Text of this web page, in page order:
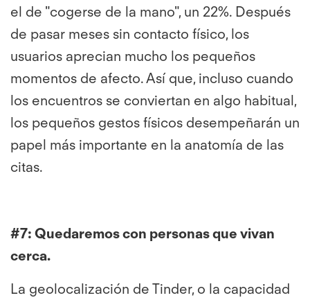
el de "cogerse de la mano", un 22%. Después
de pasar meses sin contacto físico, los
usuarios aprecian mucho los pequeños
momentos de afecto. Así que, incluso cuando
los encuentros se conviertan en algo habitual,
los pequeños gestos físicos desempeñarán un
papel más importante en la anatomía de las
citas.
#7: Quedaremos con personas que vivan
cerca.
La geolocalización de Tinder, o la capacidad